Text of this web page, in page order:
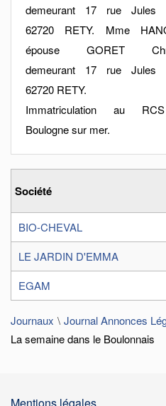
demeurant 17 rue Jules
62720 RETY. Mme
épouse GORET
demeurant 17 rue Jules
62720 RETY.
Immatriculation au
Boulogne sur mer.
Société
BIO-CHEVAL
LE JARDIN D'EMMA
EGAM
Journaux
Journal Annonces
La semaine dans le Boulonnais